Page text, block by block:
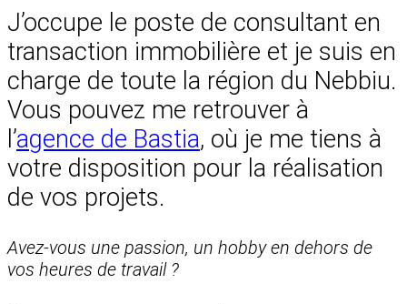
J’occupe le poste de consultant en
transaction immobilière et je suis en
charge de toute la région du Nebbiu.
Vous pouvez me retrouver à
l’agence de Bastia, où je me tiens à
votre disposition pour la réalisation
de vos projets.
Avez-vous une passion, un hobby en dehors de
vos heures de travail ?